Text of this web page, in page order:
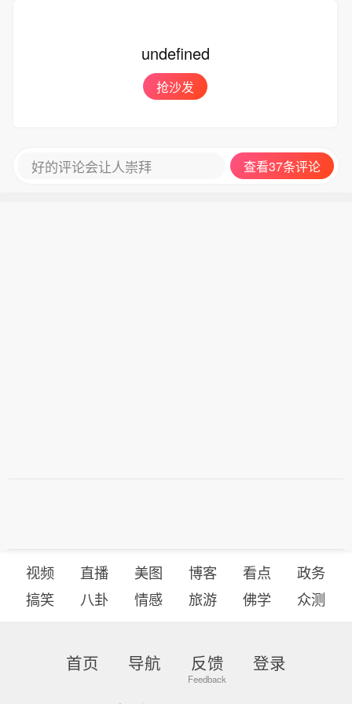
undefined
抢沙发
好的评论会让人崇拜 查看37条评论
视频 直播 美图 博客 看点
政务
搞笑
八卦 情感 旅游 佛学 众测
首页 导航 反馈 登录